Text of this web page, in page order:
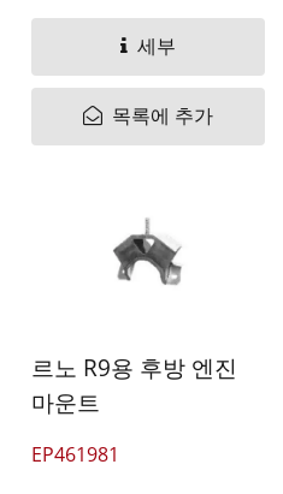
세부
목록에 추가
르노 R9용 후방 엔진
마운트
EP461981